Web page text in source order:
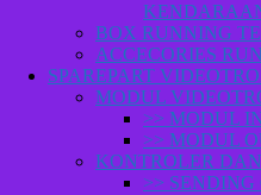
BOX RUNNING
ACCECORIES
SPAREPART
MODUL
>> MODUL
>> MODUL
KONTROLER DAN
>> SENDING